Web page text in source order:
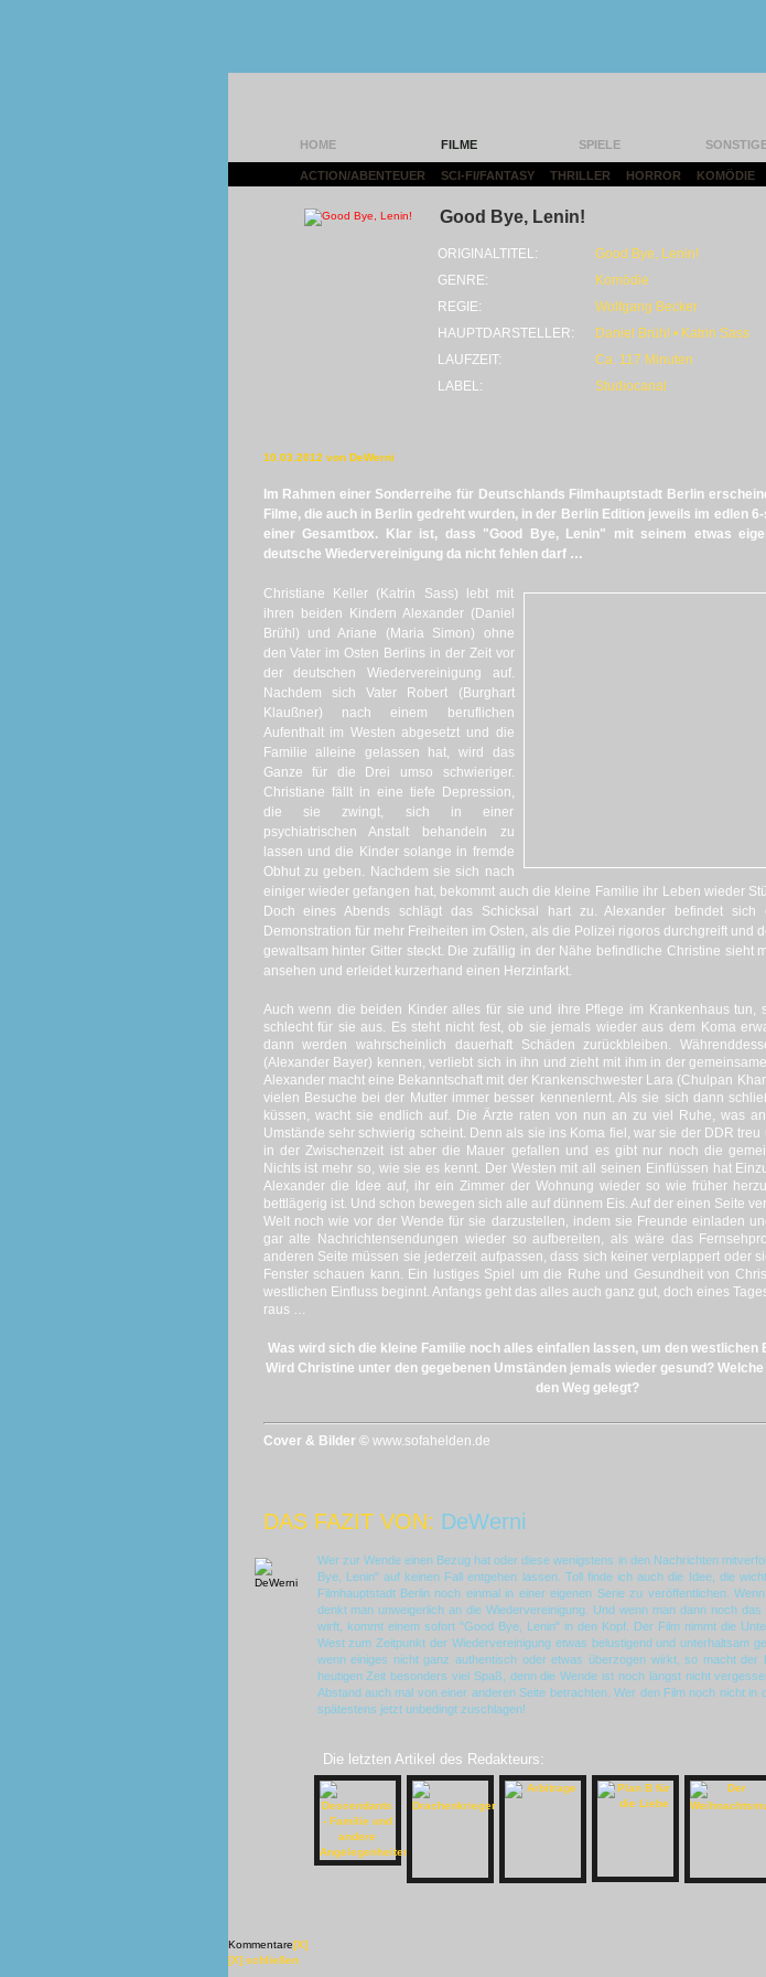
HOME FILME SPIELE
ACTION/ABENTEUER SCI-FI/FANTASY THRILLER HORROR KOMÖDIE
Good Bye, Lenin!
ORIGINALTITEL:
Good Bye, Lenin!
GENRE:
Komödie
REGIE:
Wolfgang Becker
HAUPTDARSTELLER:
Daniel Brühl • Katrin Sass
LAUFZEIT:
Ca. 117 Minuten
LABEL:
Studiocanal
10.03.2012 von DeWerni
Im Rahmen einer Sonderreihe für Deutschlands Filmhauptstadt Berlin
Filme, die auch in Berlin gedreht wurden, in der Berlin Edition jeweils im edlen
einer Gesamtbox. Klar ist, dass "Good Bye, Lenin" mit seinem etwas
deutsche Wiedervereinigung da nicht fehlen darf …
Christiane Keller (Katrin Sass) lebt mit
ihren beiden Kindern Alexander (Daniel
Brühl) und Ariane (Maria Simon) ohne
den Vater im Osten Berlins in der Zeit vor
der deutschen Wiedervereinigung auf.
Nachdem sich Vater Robert (Burghart
Klaußner) nach einem beruflichen
Aufenthalt im Westen abgesetzt und die
Familie alleine gelassen hat, wird das
Ganze für die Drei umso schwieriger.
Christiane fällt in eine tiefe Depression,
die sie zwingt, sich in einer
psychiatrischen Anstalt behandeln zu
lassen und die Kinder solange in fremde
Obhut zu geben. Nachdem sie sich nach
einiger wieder gefangen hat, bekommt auch die kleine Familie ihr Leben wieder
Doch eines Abends schlägt das Schicksal hart zu.Alexander befindet
Demonstration für mehr Freiheiten im Osten, als die Polizei rigoros durchgreift und
gewaltsam hinter Gitter steckt. Die zufällig in der Nähe befindliche Christine sieht
ansehen und erleidet kurzerhand einen Herzinfarkt.
Auch wenn die beiden Kinder alles für sie und ihre Pflege im Krankenhaus tun,
schlecht für sie aus. Es steht nicht fest, ob sie jemals wieder aus dem Koma
dann werden wahrscheinlich dauerhaft Schäden zurückbleiben.
(Alexander Bayer) kennen, verliebt sich in ihn und zieht mit ihm in der
Alexander macht eine Bekanntschaft mit der Krankenschwester Lara (Chulpan
vielen Besuche bei der Mutter immer besser kennenlernt. Als sie sich dann
küssen, wacht sie endlich auf. Die Ärzte raten von nun an zu viel Ruhe, was
Umstände sehr schwierig scheint. Denn als sie ins Koma fiel, war sie der DDR
in der Zwischenzeit ist aber die Mauer gefallen und es gibt nur noch die
Nichts ist mehr so, wie sie es kennt. Der Westen mit all seinen Einflüssen hat
Alexander die Idee auf, ihr ein Zimmer der Wohnung wieder so wie früher
bettlägerig ist. Und schon bewegen sich alle auf dünnem Eis. Auf der einen Seite
Welt noch wie vor der Wende für sie darzustellen, indem sie Freunde einladen
gar alte Nachrichtensendungen wieder so aufbereiten, als wäre das
anderen Seite müssen sie jederzeit aufpassen, dass sich keiner verplappert oder
Fenster schauen kann. Ein lustiges Spiel um die Ruhe und Gesundheit von
westlichen Einfluss beginnt. Anfangs geht das alles auch ganz gut, doch eines
raus …
Was wird sich die kleine Familie noch alles einfallen lassen, um den westlichen
Wird Christine unter den gegebenen Umständen jemals wieder gesund?
den Weg gelegt?
Cover & Bilder © www.sofahelden.de
DAS FAZIT VON: DeWerni
Wer zur Wende einen Bezug hat oder diese wenigstens in den Nachrichten
Bye, Lenin" auf keinen Fall entgehen lassen. Toll finde ich auch die Idee, die
Filmhauptstadt Berlin noch einmal in einer eigenen Serie zu veröffentlichen.
denkt man unweigerlich an die Wiedervereinigung. Und wenn man dann noch
wirft, kommt einem sofort "Good Bye, Lenin" in den Kopf. Der Film nimmt die
West zum Zeitpunkt der Wiedervereinigung etwas belustigend und unterhaltsam
wenn einiges nicht ganz authentisch oder etwas überzogen wirkt, so macht der
heutigen Zeit besonders viel Spaß, denn die Wende ist noch längst nicht
Abstand auch mal von einer anderen Seite betrachten. Wer den Film noch nicht in
spätestens jetzt unbedingt zuschlagen!
Die letzten Artikel des Redakteurs:
Kommentare[X]
[X] schließen